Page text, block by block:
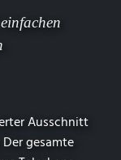
Ausschnitt
gesamte